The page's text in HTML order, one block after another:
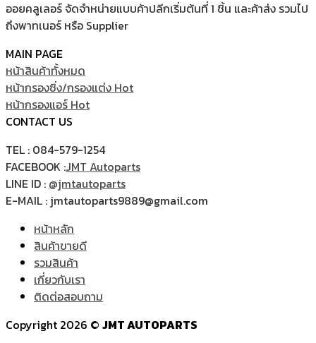
ออยคลูเลอร์ จัดจำหน่ายแบบค้าปลีกเริ่มต้นที่ 1 ชิ้น และค้าส่ง รวมไป
ถึงพาทเนอร์ หรือ Supplier
MAIN PAGE
หน้าสินค้าทั้งหมด
หน้ากรองซิ่ง/กรองแต่ง
หน้ากรองแอร์
CONTACT US
TEL : 084-579-1254
FACEBOOK :JMT Autoparts
LINE ID : @jmtautoparts
E-MAIL : jmtautoparts9889@gmail.com
หน้าหลัก
สินค้าขายดี
รวมสินค้า
เกี่ยวกับเรา
ติดต่อสอบถาม
Copyright 2026 © JMT AUTOPARTS